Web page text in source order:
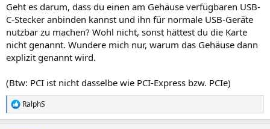
Geht es darum, dass du einen am Gehäuse verfügbaren USB-
C-Stecker anbinden kannst und ihn für normale USB-Geräte
nutzbar zu machen? Wohl nicht, sonst hättest du die Karte
nicht genannt. Wundere mich nur, warum das Gehäuse dann
explizit genannt wird.
(Btw: PCI ist nicht dasselbe wie PCI-Express bzw. PCIe)
R
e
RalphS